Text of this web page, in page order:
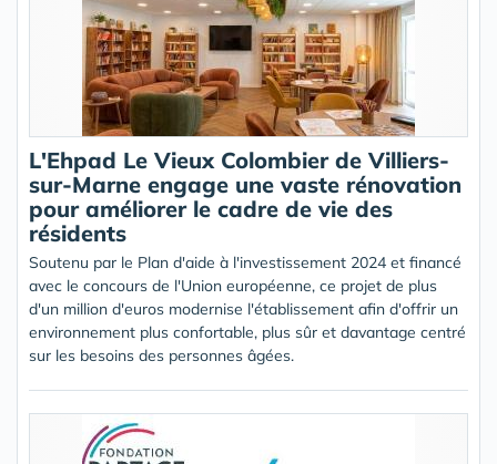
L'Ehpad Le Vieux Colombier de Villiers-
sur-Marne engage une vaste rénovation
pour améliorer le cadre de vie des
résidents
Soutenu par le Plan d'aide à l'investissement 2024 et financé
avec le concours de l'Union européenne, ce projet de plus
d'un million d'euros modernise l'établissement afin d'offrir un
environnement plus confortable, plus sûr et davantage centré
sur les besoins des personnes âgées.